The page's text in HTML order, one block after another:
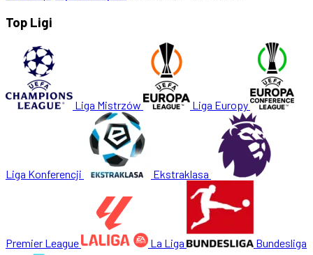
Top Ligi
Liga Mistrzów Liga Europy
Liga Konferencji Ekstraklasa
Premier League La Liga Bundesliga